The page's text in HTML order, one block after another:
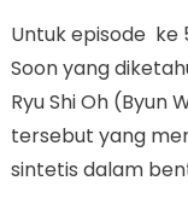
Untuk episode
Soon yang
Ryu Shi Oh (Byun
tersebut yang
sintetis dalam